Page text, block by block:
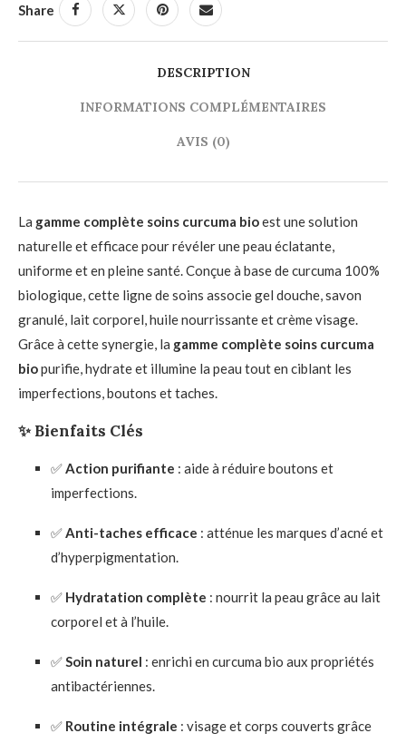
Share
DESCRIPTION
INFORMATIONS COMPLÉMENTAIRES
AVIS (0)
La gamme complète soins curcuma bioest une solution
naturelle et efficace pour révéler une peau éclatante,
uniforme et en pleine santé. Conçue à base de curcuma 100%
biologique, cette ligne de soins associe gel douche, savon
granulé, lait corporel, huile nourrissante et crème visage.
Grâce à cette synergie, la gamme complète soins curcuma
biopurifie, hydrate et illumine la peau tout en ciblant les
imperfections, boutons et taches.
✨ Bienfaits Clés
✅Action purifiante : aide à réduire boutons et
imperfections.
✅Anti-taches efficace : atténue les marques d’acné et
d’hyperpigmentation.
✅ Hydratation complète : nourrit la peau grâce au lait
corporel et à l’huile.
✅Soin naturel : enrichi en curcuma bio aux propriétés
antibactériennes.
✅ Routine intégrale : visage et corps couverts grâce